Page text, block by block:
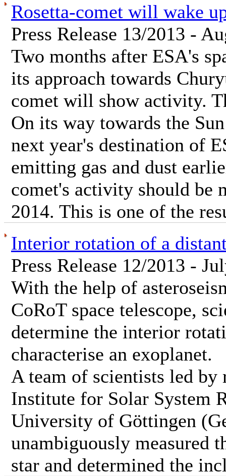
Rosetta-comet will wake
Press Release 13/2013 -
Two months after ESA's
its approach towards
comet will show activity.
On its way towards the
next year's destination of
emitting gas and dust
comet's activity should be
2014. This is one of the
Interior rotation of a
Press Release 12/2013 -
With the help of
CoRoT space telescope,
determine the interior
characterise an exoplanet.
A team of scientists led by
Institute for Solar System
University of Göttingen
unambiguously measured
star and determined the